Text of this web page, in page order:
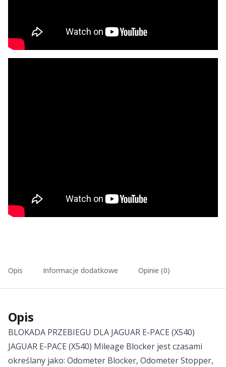
Opis Informacje dodatkowe Opinie (0)
Opis
BLOKADA PRZEBIEGU DLA JAGUAR E-PACE (X540)
JAGUAR E-PACE (X540) Mileage Blocker jest czasami
określany jako: Odometer Blocker, Odometer Stopper,